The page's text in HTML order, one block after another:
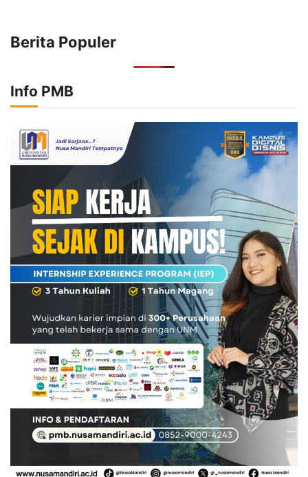
Berita Populer
Info PMB